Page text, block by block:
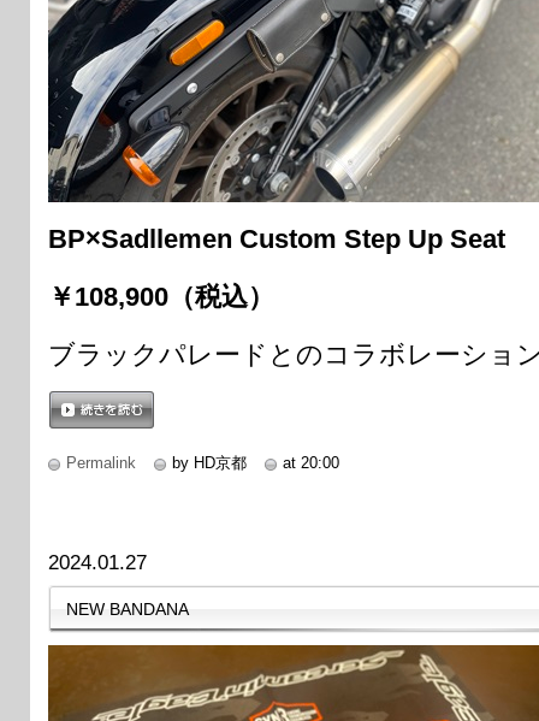
BP×Sadllemen Custom Step Up Seat
￥108,900（税込）
ブラックパレードとのコラボレーショ
Permalink
by HD京都 at 20:00
2024.01.27
NEW BANDANA